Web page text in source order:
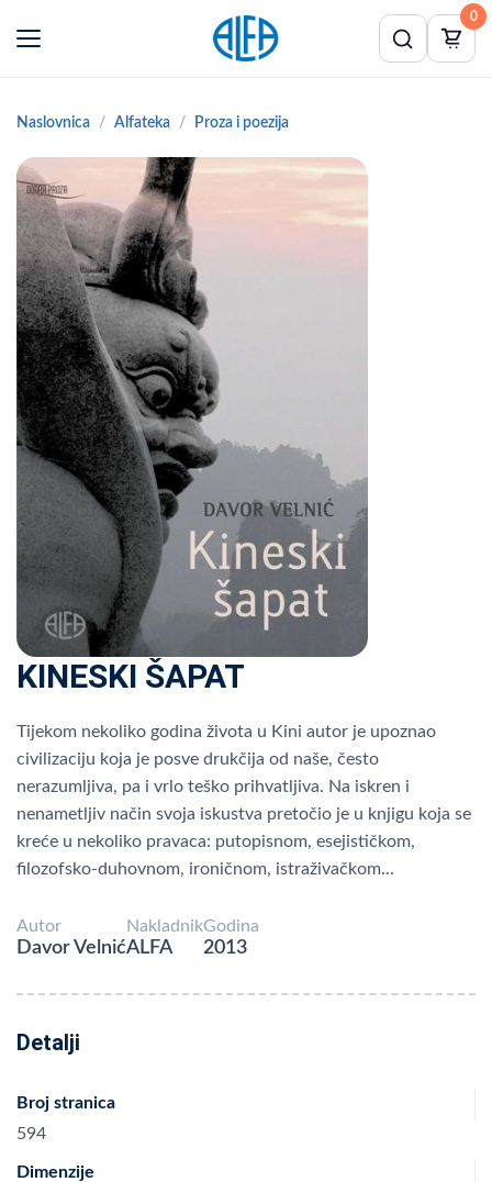
0
Naslovnica Alfateka Proza i poezija
KINESKI ŠAPAT
Tijekom nekoliko godina života u Kini autor je upoznao
civilizaciju koja je posve drukčija od naše, često
nerazumljiva, pa i vrlo teško prihvatljiva. Na iskren i
nenametljiv način svoja iskustva pretočio je u knjigu koja se
kreće u nekoliko pravaca: putopisnom, esejističkom,
filozofsko-duhovnom, ironičnom, istraživačkom...
Autor
Davor Velnić
Nakladnik
ALFA
Godina
2013
Detalji
Broj stranica
594
Dimenzije